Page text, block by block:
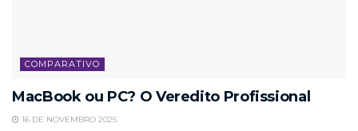
COMPARATIVO
MacBook ou PC? O Veredito Profissional
16 DE NOVEMBRO 2025